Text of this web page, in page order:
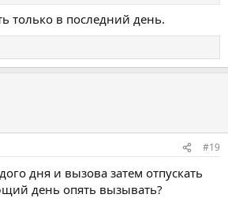
только в последний день.
#19
дня и вызова затем отпускать
день опять вызывать?